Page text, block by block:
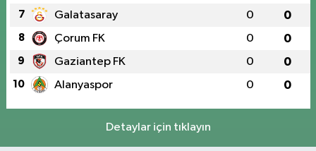
7 Galatasaray 0 0
8 Çorum FK 0 0
9 Gaziantep FK 0 0
10 Alanyaspor 0 0
Detaylar için tıklayın